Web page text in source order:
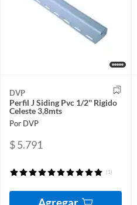
DVP
Perfil J Siding Pvc 1/2'' Rigido
Celeste 3,8mts
Por DVP
$ 5.791
(1)